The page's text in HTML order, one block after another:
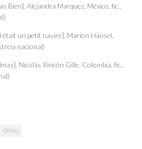
Bien], Alejandra Marquez, México, fic.,
était un petit navire], Marion Hänsel,
nacional)
Nicolás Rincón Gille, Colombia, fic.,
Olhão